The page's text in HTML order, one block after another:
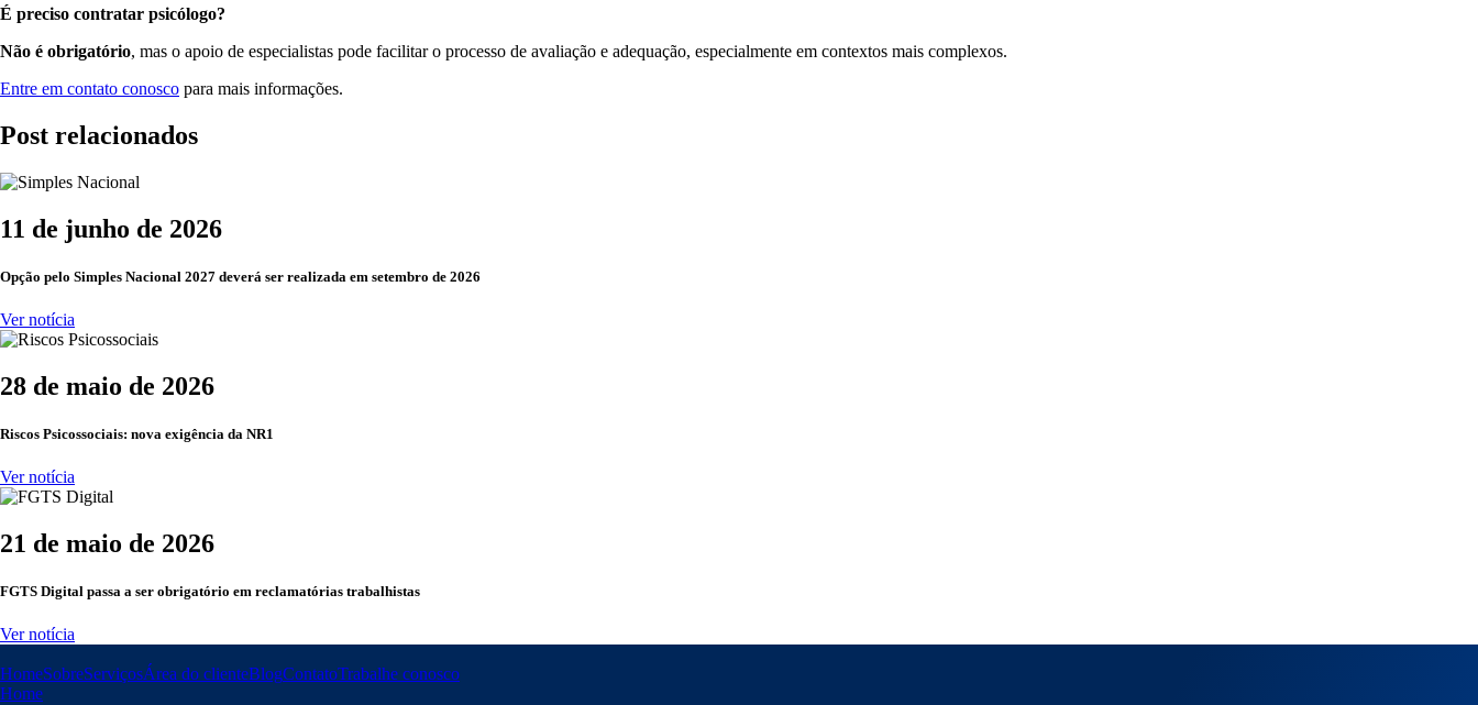
É preciso contratar psicólogo?
Não é obrigatório, mas o apoio de especialistas pode facilitar o processo de avaliação e adequação, especialmente em contextos mais complexos.
Entre em contato conosco para mais informações.
Post relacionados
11 de junho de 2026
Opção pelo Simples Nacional 2027 deverá ser realizada em setembro de 2026
Ver notícia
28 de maio de 2026
Riscos Psicossociais: nova exigência da NR1
Ver notícia
21 de maio de 2026
FGTS Digital passa a ser obrigatório em reclamatórias trabalhistas
Ver notícia
HomeSobreServiçosÁrea do clienteBlogContatoTrabalhe conosco
Home